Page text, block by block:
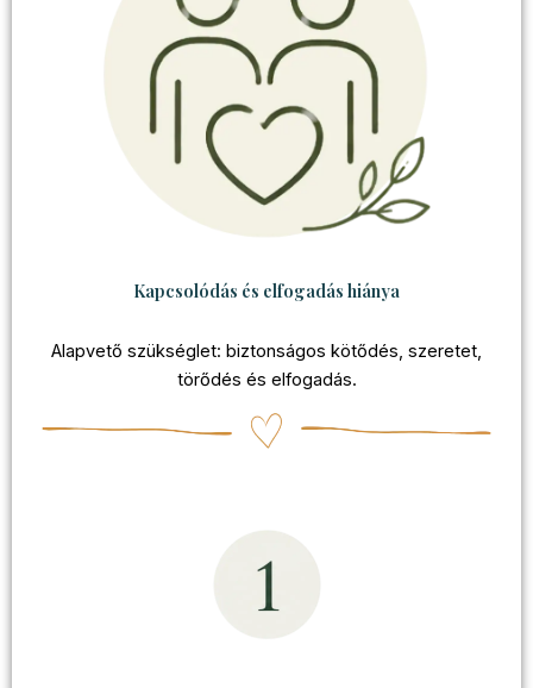
Kapcsolódás és elfogadás hiánya
Alapvető szükséglet: biztonságos kötődés, szeretet,
törődés és elfogadás.